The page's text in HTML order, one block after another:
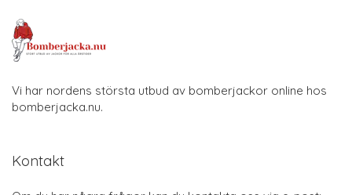
Vi har nordens största utbud av bomberjackor online hos
bomberjacka.nu.
Kontakt